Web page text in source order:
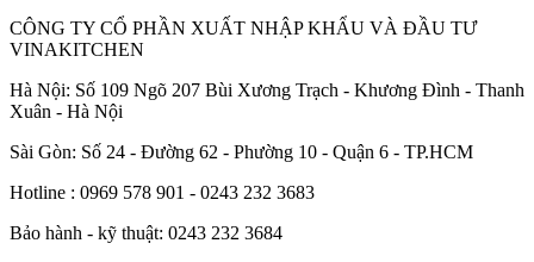
CÔNG TY CỔ PHẦN XUẤT NHẬP KHẨU VÀ ĐẦU TƯ
VINAKITCHEN
Hà Nội: Số 109 Ngõ 207 Bùi Xương Trạch - Khương Đình - Thanh
Xuân - Hà Nội
Sài Gòn: Số 24 - Đường 62 - Phường 10 - Quận 6 - TP.HCM
Hotline : 0969 578 901 - 0243 232 3683
Bảo hành - kỹ thuật: 0243 232 3684